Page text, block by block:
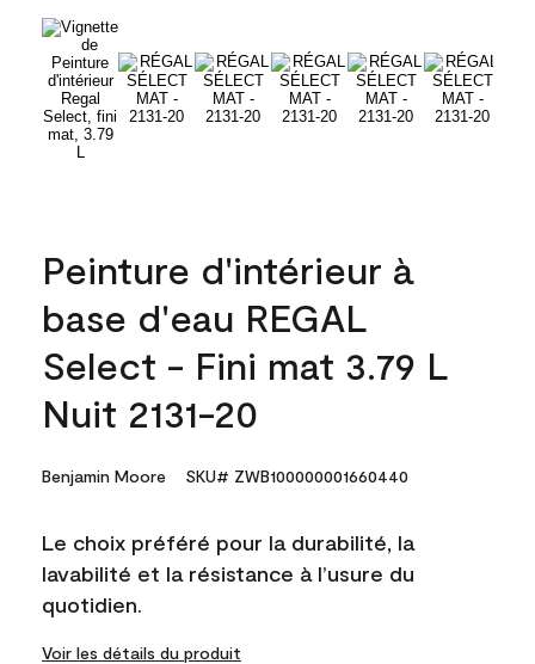
Peinture d'intérieur à
base d'eau REGAL
Select - Fini mat 3.79 L
Nuit 2131-20
Benjamin Moore SKU# ZWB100000001660440
Le choix préféré pour la durabilité, la
lavabilité et la résistance à l’usure du
quotidien.
Voir les détails du produit